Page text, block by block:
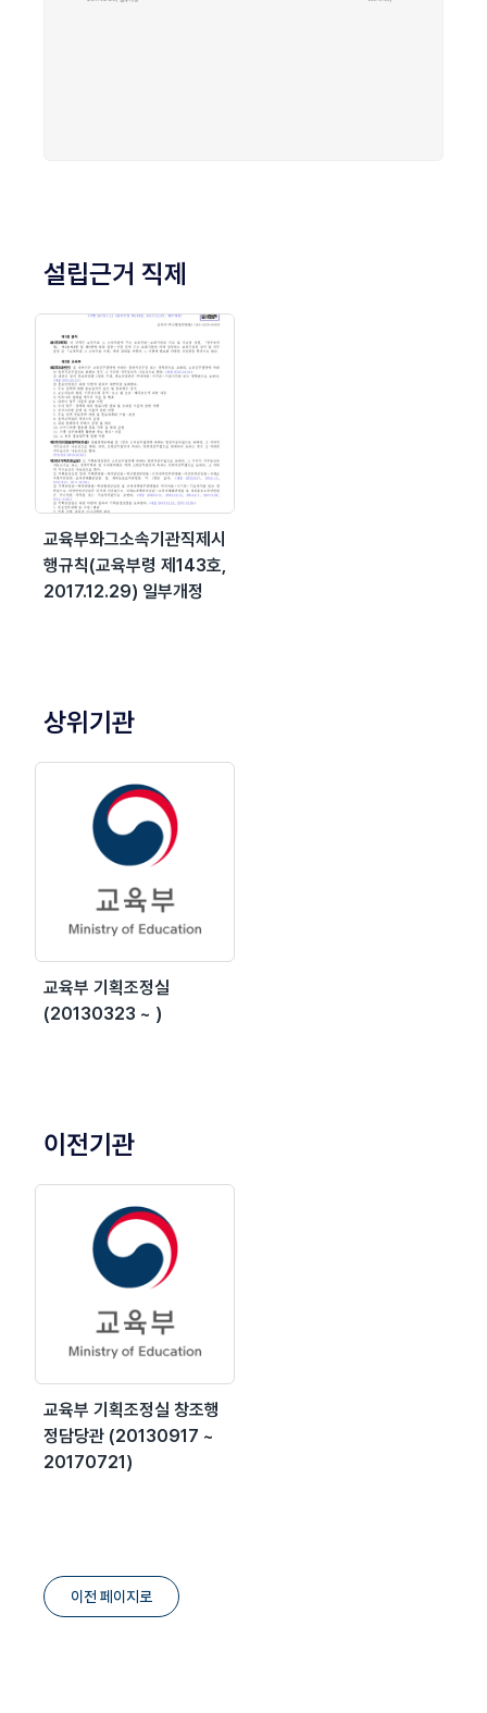
설립근거 직제
교육부와그소속기관직제시
행규칙(교육부령 제143호,
2017.12.29) 일부개정
상위기관
교육부 기획조정실
(20130323 ~ )
이전기관
교육부 기획조정실 창조행
정담당관 (20130917 ~
20170721)
이전 페이지로